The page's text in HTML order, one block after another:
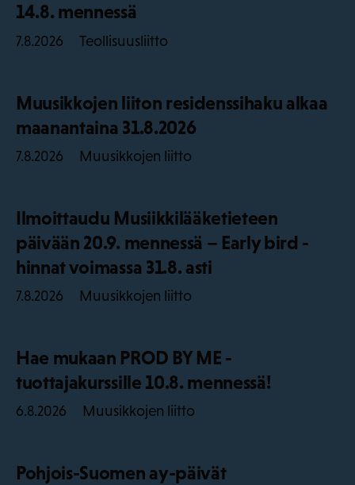
14.8. mennessä
7.8.2026 Teollisuusliitto
Muusikkojen liiton residenssihaku alkaa
maanantaina 31.8.2026
7.8.2026 Muusikkojen liitto
Ilmoittaudu Musiikkilääketieteen
päivään 20.9. mennessä – Early bird -
hinnat voimassa 31.8. asti
7.8.2026 Muusikkojen liitto
Hae mukaan PROD BY ME -
tuottajakurssille 10.8. mennessä!
6.8.2026 Muusikkojen liitto
Pohjois-Suomen ay-päivät